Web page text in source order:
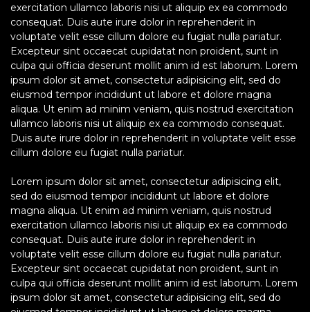
exercitation ullamco laboris nisi ut aliquip ex ea commodo
consequat. Duis aute irure dolor in reprehenderit in
voluptate velit esse cillum dolore eu fugiat nulla pariatur.
Excepteur sint occaecat cupidatat non proident, sunt in
culpa qui officia deserunt mollit anim id est laborum. Lorem
ipsum dolor sit amet, consectetur adipisicing elit, sed do
eiusmod tempor incididunt ut labore et dolore magna
aliqua. Ut enim ad minim veniam, quis nostrud exercitation
ullamco laboris nisi ut aliquip ex ea commodo consequat.
Duis aute irure dolor in reprehenderit in voluptate velit esse
cillum dolore eu fugiat nulla pariatur.
Lorem ipsum dolor sit amet, consectetur adipisicing elit,
sed do eiusmod tempor incididunt ut labore et dolore
magna aliqua. Ut enim ad minim veniam, quis nostrud
exercitation ullamco laboris nisi ut aliquip ex ea commodo
consequat. Duis aute irure dolor in reprehenderit in
voluptate velit esse cillum dolore eu fugiat nulla pariatur.
Excepteur sint occaecat cupidatat non proident, sunt in
culpa qui officia deserunt mollit anim id est laborum. Lorem
ipsum dolor sit amet, consectetur adipisicing elit, sed do